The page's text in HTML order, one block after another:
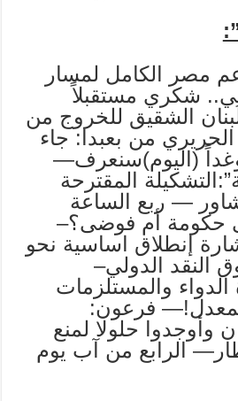
مصر الكامل لمسار
شكري مستقبلاً
الشقيق للخروج من
من بعبدا: جاء
(اليوم)سنعرف—
المقترحة
— ربع الساعة
حكومة أم فوضى؟–
إنطلاق اساسية نحو
النقد الدولي–
والمستلزمات
فرعون:
وأوجدوا حلولا لمنع
الرابع من آب يوم